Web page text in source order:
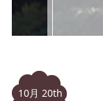
10月 20th